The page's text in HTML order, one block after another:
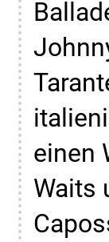
einen
Waits